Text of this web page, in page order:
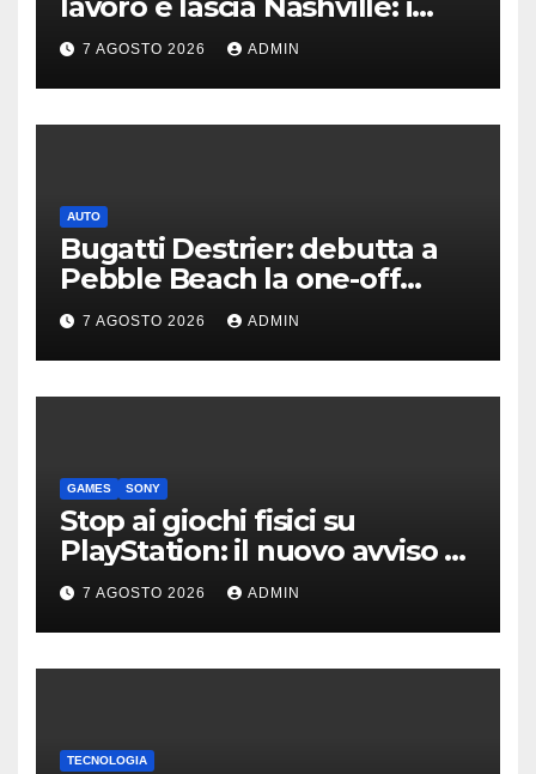
motivi della scelta
7 AGOSTO 2026 ADMIN
AUTO
Bugatti Destrier: debutta a
Pebble Beach la one-off
derivata dalla Bolide
7 AGOSTO 2026 ADMIN
GAMES SONY
Stop ai giochi fisici su
PlayStation: il nuovo avviso di
Sony è l’ennesima conferma
7 AGOSTO 2026 ADMIN
TECNOLOGIA